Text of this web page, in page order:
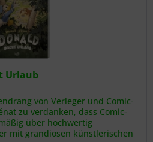
Urlaub
von Verleger und Comic-
zu verdanken, dass Comic-
über hochwertig
mit grandiosen künstlerischen